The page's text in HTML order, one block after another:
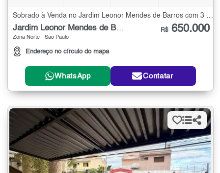
Sobrado à Venda no Jardim Leonor Mendes de Barros com 3 quartos - 189 m²
Jardim Leonor Mendes de Barros
Zona Norte - São Paulo
Endereço no círculo do mapa
R$ 650.000
WhatsApp Contatar